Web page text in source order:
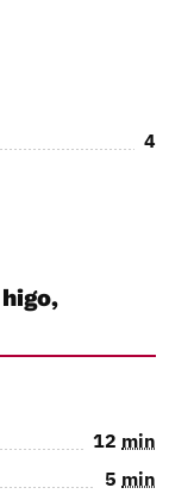
4
12 min
5 min